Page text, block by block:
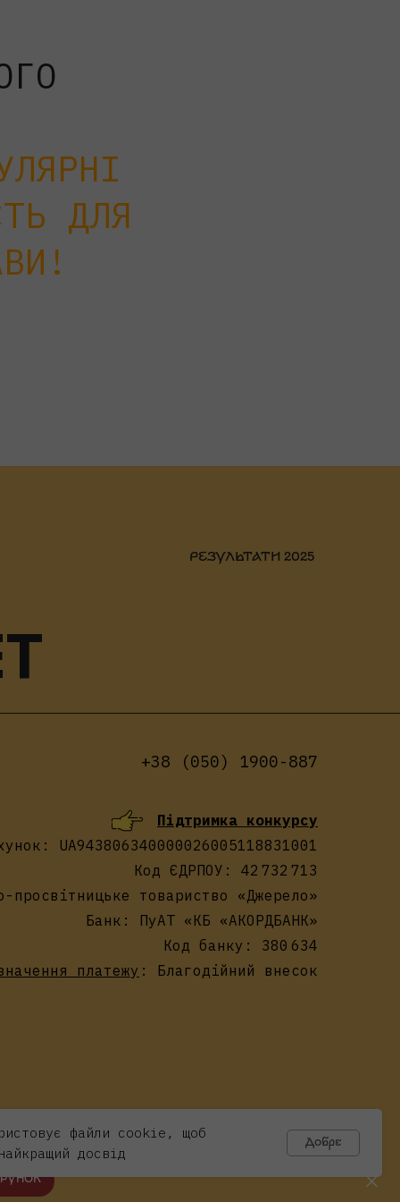
ДЛЯ
РЕЗУЛЬТАТИ 2025
+38 (050) 1900-887
Підтримка конкурсу
UA943806340000026005118831001
Код ЄДРПОУ: 42 732 713
товариство «Джерело»
Банк: ПуАТ «КБ «АКОРДБАНК»
Код банку: 380 634
платежу : Благодійний внесок
файли cookie, щоб
досвід
Добре